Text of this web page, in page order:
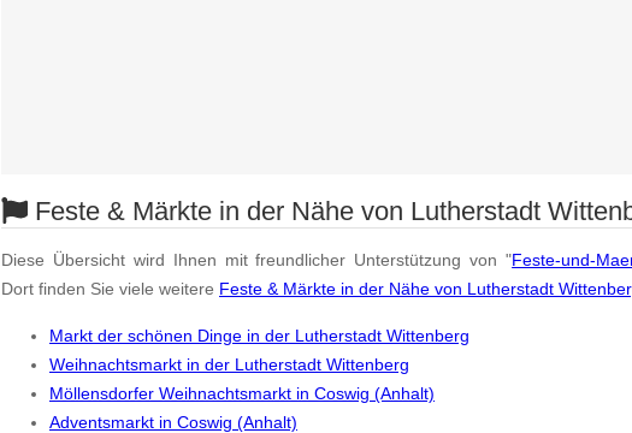
Feste & Märkte in der Nähe von Lutherstadt
Diese Übersicht wird Ihnen mit freundlicher Unterstützung von "Feste-und-
Dort finden Sie viele weitere Feste & Märkte in der Nähe von Lutherstadt
Markt der schönen Dinge in der Lutherstadt Wittenberg
Weihnachtsmarkt in der Lutherstadt Wittenberg
Möllensdorfer Weihnachtsmarkt in Coswig (Anhalt)
Adventsmarkt in Coswig (Anhalt)